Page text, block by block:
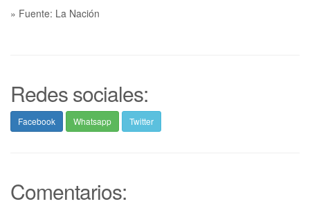
» Fuente: La Nación
Redes sociales:
Facebook Whatsapp Twitter
Comentarios: